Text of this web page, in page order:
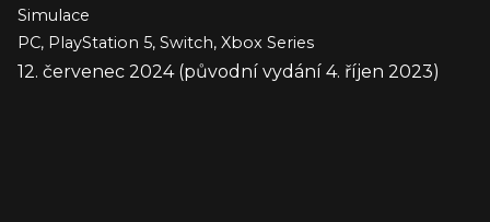
Simulace
PC, PlayStation 5, Switch, Xbox Series
12. červenec 2024 (původní vydání 4. říjen 2023)